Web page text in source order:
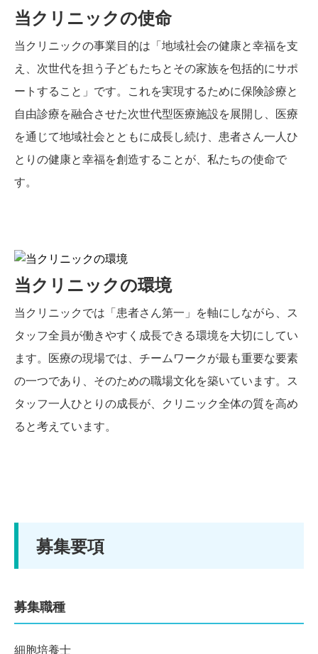
当クリニックの使命
当クリニックの事業目的は「地域社会の健康と幸福を支
え、次世代を担う子どもたちとその家族を包括的にサポ
ートすること」です。これを実現するために保険診療と
自由診療を融合させた次世代型医療施設を展開し、医療
を通じて地域社会とともに成長し続け、患者さん一人ひ
とりの健康と幸福を創造することが、私たちの使命で
す。
当クリニックの環境
当クリニックでは「患者さん第一」を軸にしながら、ス
タッフ全員が働きやすく成長できる環境を大切にしてい
ます。医療の現場では、チームワークが最も重要な要素
の一つであり、そのための職場文化を築いています。ス
タッフ一人ひとりの成長が、クリニック全体の質を高め
ると考えています。
募集要項
募集職種
細胞培養士